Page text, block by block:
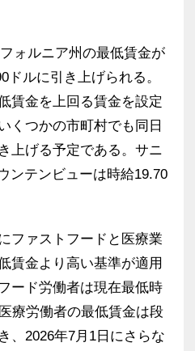
ォルニア州の最低賃金が
ドルに引き上げられる。
賃金を上回る賃金を設定
くつかの市町村でも同日
上げる予定である。サニ
ンテンビューは時給19.70
ファストフードと医療業
賃金より高い基準が適用
ード労働者は現在最低時
療労働者の最低賃金は段
、2026年7月1日にさらな